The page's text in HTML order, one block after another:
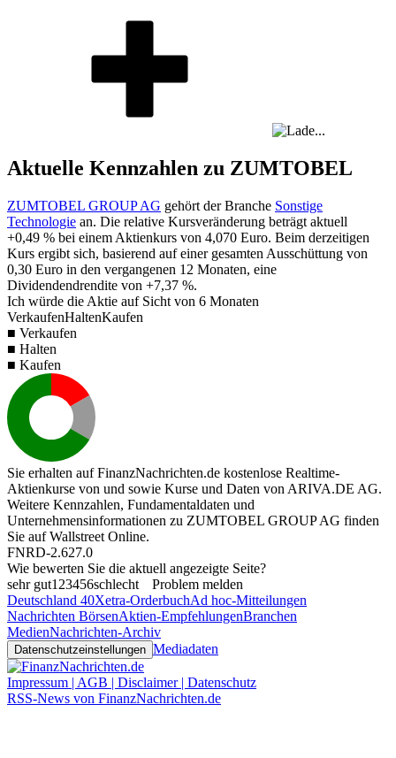
Aktuelle Kennzahlen zu ZUMTOBEL
ZUMTOBEL GROUP AG gehört der Branche Sonstige
Technologie an. Die relative Kursveränderung beträgt aktuell
+0,49 % bei einem Aktienkurs von 4,070 Euro. Beim derzeitigen
Kurs ergibt sich, basierend auf einer gesamten Ausschüttung von
0,30 Euro in den vergangenen 12 Monaten, eine
Dividendendrendite von +7,37 %.
Ich würde die Aktie auf Sicht von 6 Monaten
VerkaufenHaltenKaufen
■ Verkaufen
■ Halten
■ Kaufen
Sie erhalten auf FinanzNachrichten.de kostenlose Realtime-
Aktienkurse von und sowie Kurse und Daten von ARIVA.DE AG.
Weitere Kennzahlen, Fundamentaldaten und
Unternehmensinformationen zu ZUMTOBEL GROUP AG finden
Sie aufWallstreet Online.
FNRD-2.627.0
Wie bewerten Sie die aktuell angezeigte Seite?
sehr gut1 23456schlecht
Problem melden
Deutschland 40Xetra-OrderbuchAd hoc-Mitteilungen
Nachrichten BörsenAktien-EmpfehlungenBranchen
MedienNachrichten-Archiv
Datenschutzeinstellungen Mediadaten
Impressum | AGB | Disclaimer | Datenschutz
RSS-News von FinanzNachrichten.de